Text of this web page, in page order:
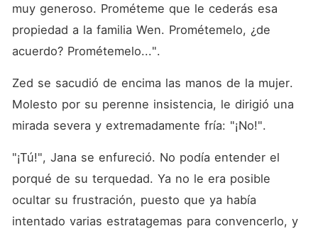
muy generoso. Prométeme que le cederás esa
propiedad a la familia Wen. Prométemelo, ¿de
acuerdo? Prométemelo...".
Zed se sacudió de encima las manos de la mujer.
Molesto por su perenne insistencia, le dirigió una
mirada severa y extremadamente fría: "¡No!".
"¡Tú!", Jana se enfureció. No podía entender el
porqué de su terquedad. Ya no le era posible
ocultar su frustración, puesto que ya había
intentado varias estratagemas para convencerlo, y